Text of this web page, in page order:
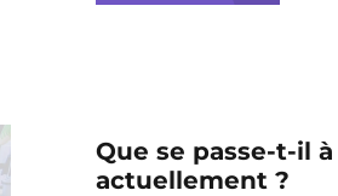
Que se passe-t-il
actuellement ?